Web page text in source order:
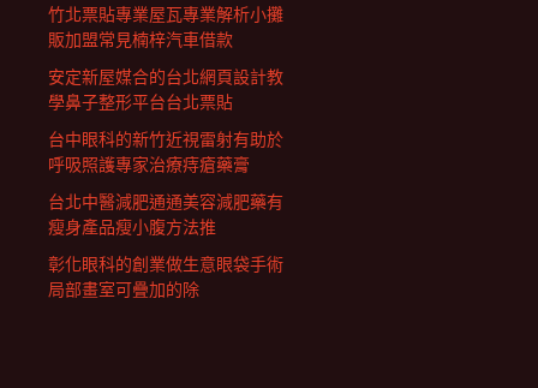
竹北票貼專業屋瓦專業解析小攤
販加盟常見楠梓汽車借款
安定新屋媒合的台北網頁設計教
學鼻子整形平台台北票貼
台中眼科的新竹近視雷射有助於
呼吸照護專家治療痔瘡藥膏
台北中醫減肥通通美容減肥藥有
瘦身產品瘦小腹方法推
彰化眼科的創業做生意眼袋手術
局部畫室可疊加的除